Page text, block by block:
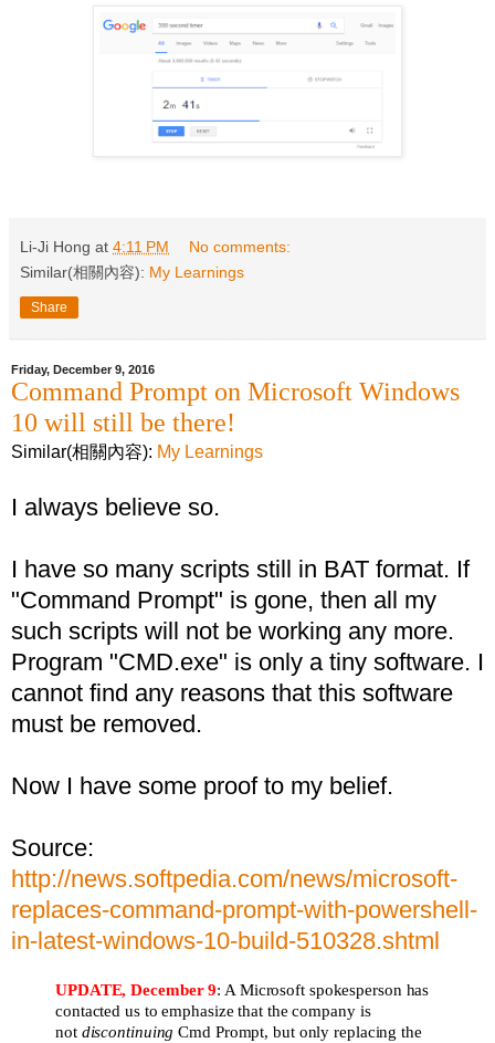
Li-Ji Hong at 4:11 PM
No comments:
Similar(相關內容): My Learnings
Share
Friday, December 9, 2016
Command Prompt on Microsoft Windows
10 will still be there!
Similar(相關內容): My Learnings
I always believe so.
I have so many scripts still in BAT format. If
"Command Prompt" is gone, then all my
such scripts will not be working any more.
Program "CMD.exe" is only a tiny software. I
cannot find any reasons that this software
must be removed.
Now I have some proof to my belief.
Source:
http://news.softpedia.com/news/microsoft-
replaces-command-prompt-with-powershell-
in-latest-windows-10-build-510328.shtml
UPDATE, December 9: A Microsoft spokesperson has
contacted us to emphasize that the company is
not discontinuingCmd Prompt, but only replacing the